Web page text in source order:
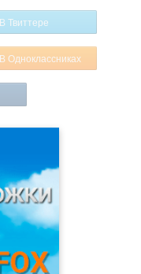
В Твиттере
В Одноклассниках